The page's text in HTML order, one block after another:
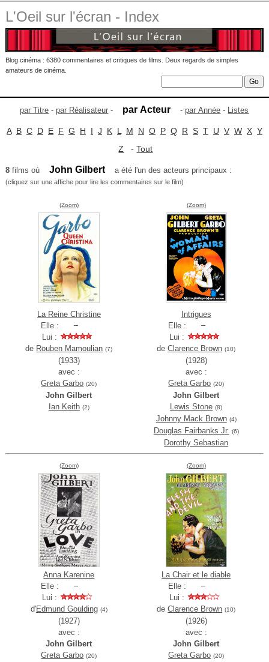
L'Oeil sur l'écran - Index
Blog cinéma : 6380 commentaires et critiques de films. Deux regards de simples
amateurs de cinéma.
par Titre -par Réalisateur - par Acteur -par Année - Listes
A B C D E F G H I J K L M N O P Q R S T U V W X Y
Z -Tout
8films où John Gilbert a été l'un des acteurs principaux :
(cliquez sur une affiche pour lire les commentaires sur le film)
(Zoom)
La Reine Christine
Elle :
Lui :
de Rouben Mamoulian (7)
(1933)
avec :
Greta Garbo (20)
John Gilbert
Ian Keith (2)
(Zoom)
Intrigues
Elle :
Lui :
deClarence Brown (10)
(1928)
avec :
Greta Garbo (20)
John Gilbert
Lewis Stone (8)
Johnny Mack Brown (4)
Douglas Fairbanks Jr. (6)
Dorothy Sebastian
(Zoom)
Anna Karenine
Elle :
Lui :
d'Edmund Goulding (4)
(1927)
avec :
John Gilbert
Greta Garbo (20)
(Zoom)
La Chair et le diable
Elle :
Lui :
deClarence Brown (10)
(1926)
avec :
John Gilbert
Greta Garbo (20)